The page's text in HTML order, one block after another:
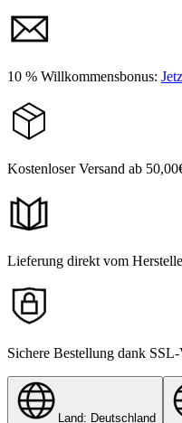
10 % Willkommensbonus:
Kostenloser Versand ab
Lieferung direkt vom
Sichere Bestellung dank
Land: Deutschland